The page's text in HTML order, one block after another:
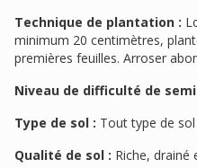
Technique de plantation :
minimum 20 centimètres,
premières feuilles. Arroser
Niveau de difficulté de
Type de sol : Tout type de sol
Qualité de sol : Riche, drainé